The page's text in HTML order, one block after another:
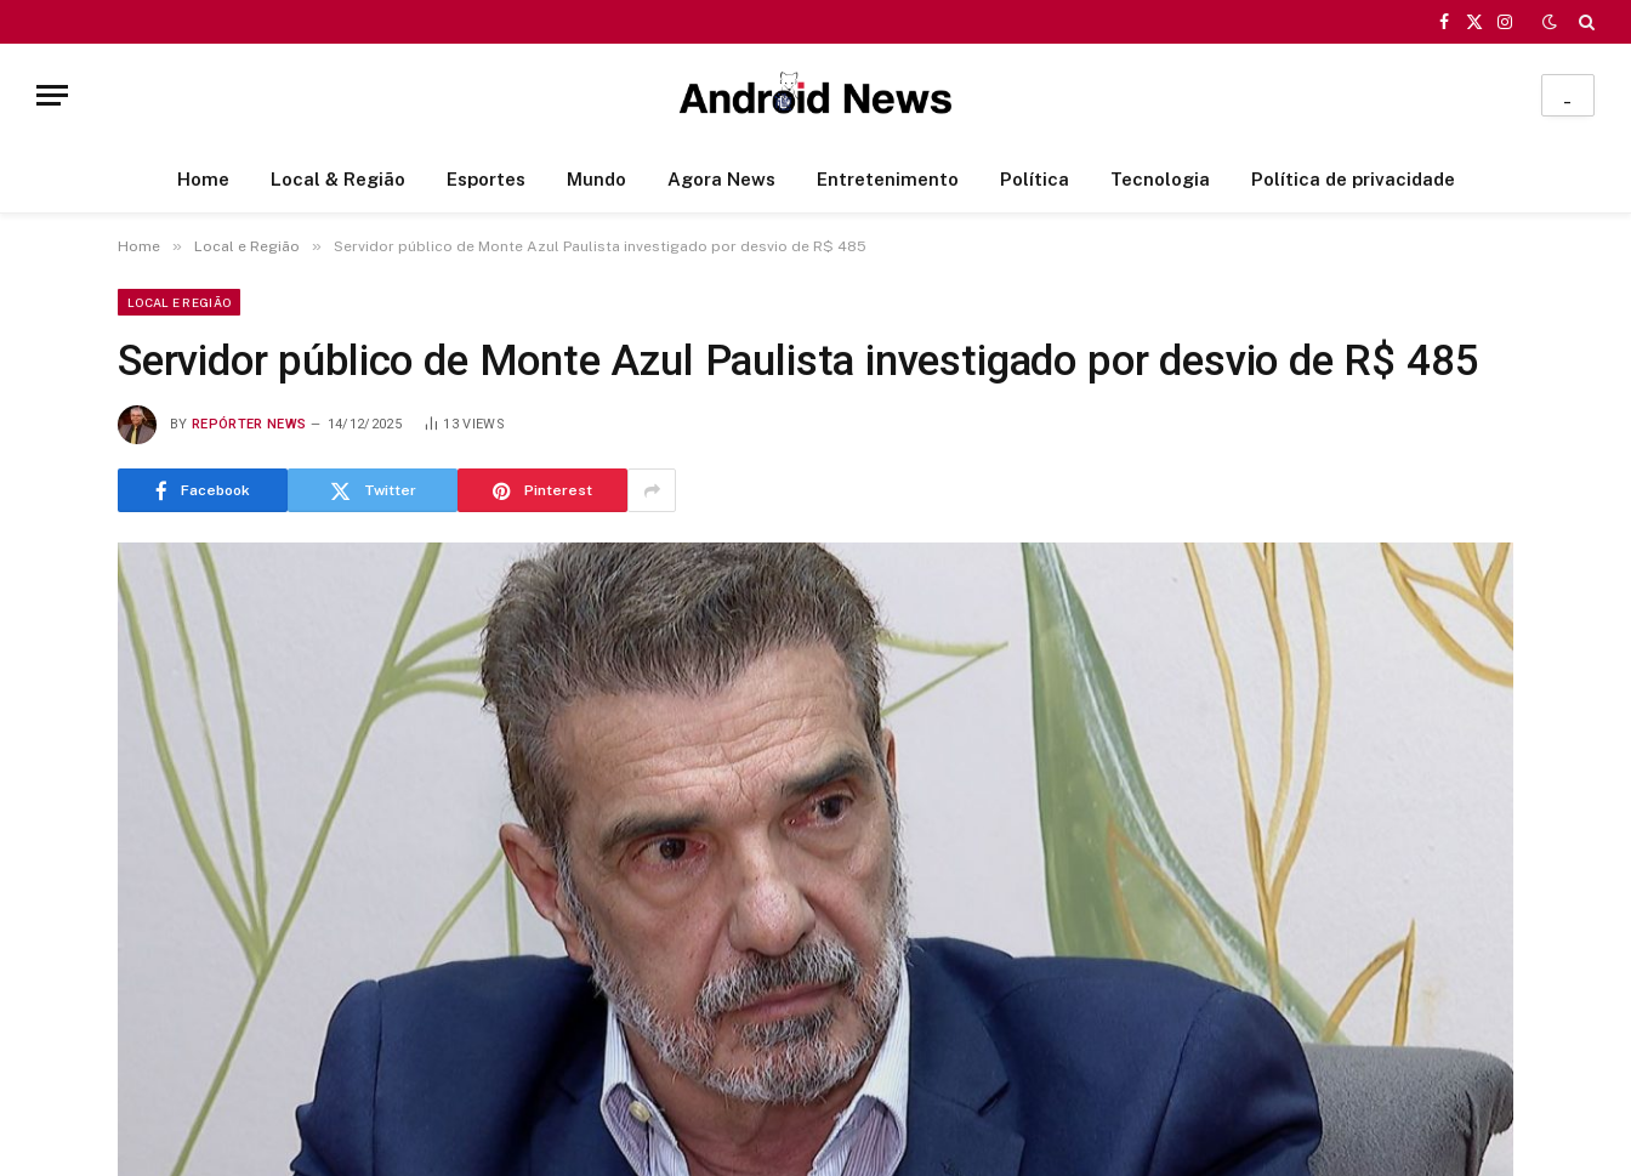
Facebook
X
Instagram
Home Local & Região Esportes Mundo Agora News Entretenimento Política Tecnologia Política de privacidade
Home » Local e Região » Servidor público de Monte Azul Paulista investigado por desvio de R$ 485
LOCAL E REGIÃO
Servidor público de Monte Azul Paulista investigado por desvio de R$ 485
BY REPÓRTER NEWS 14/12/2025 13VIEWS
Facebook Twitter Pinterest